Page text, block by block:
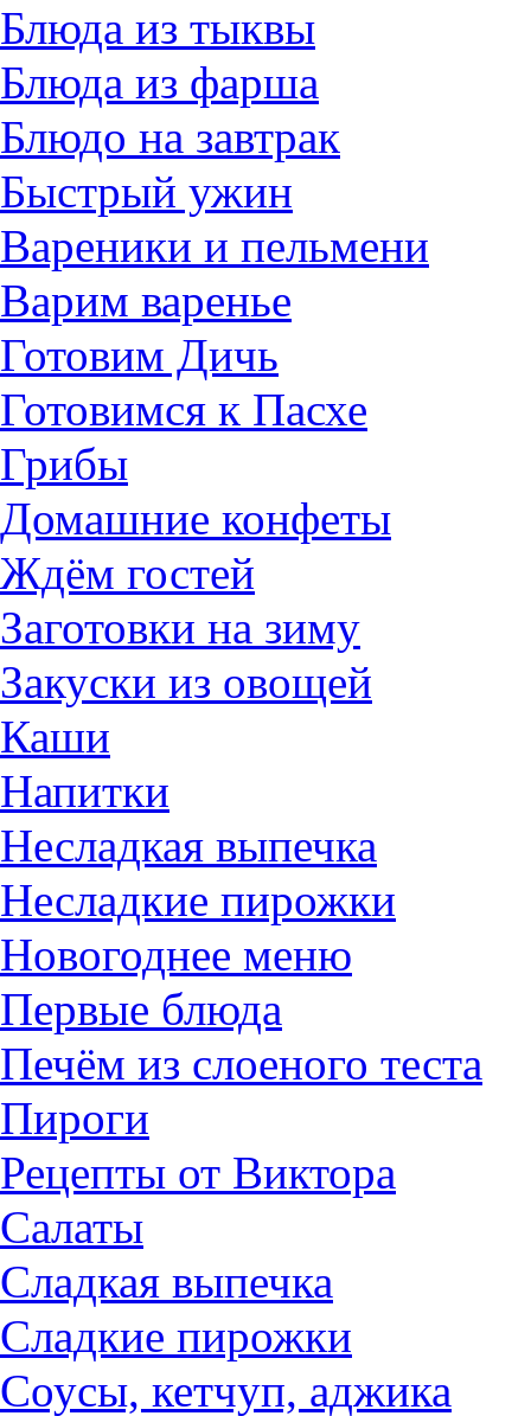
Блюда из тыквы
Блюда из фарша
Блюдо на завтрак
Быстрый ужин
Вареники и пельмени
Варим варенье
Готовим Дичь
Готовимся к Пасхе
Грибы
Домашние конфеты
Ждём гостей
Заготовки на зиму
Закуски из овощей
Каши
Напитки
Несладкая выпечка
Несладкие пирожки
Новогоднее меню
Первые блюда
Печём из слоеного теста
Пироги
Рецепты от Виктора
Салаты
Сладкая выпечка
Сладкие пирожки
Соусы, кетчуп, аджика